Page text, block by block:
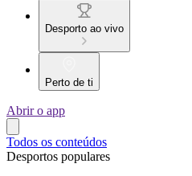
Desporto ao vivo
Perto de ti
Abrir o app
Todos os conteúdos
Desportos populares